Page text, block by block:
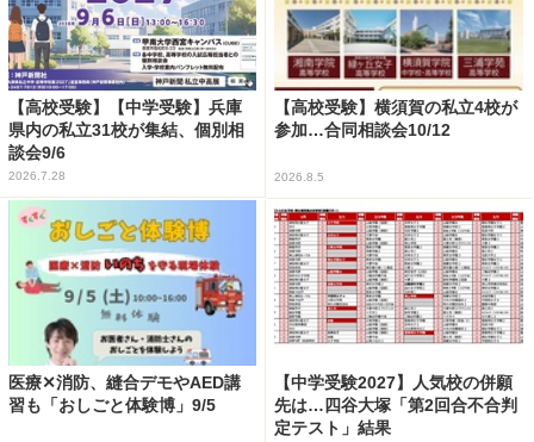
【高校受験】【中学受験】兵庫
県内の私立31校が集結、個別相
談会9/6
2026.7.28
【高校受験】横須賀の私立4校が
参加…合同相談会10/12
2026.8.5
医療✕消防、縫合デモやAED講
習も「おしごと体験博」9/5
【中学受験2027】人気校の併願
先は…四谷大塚「第2回合不合判
定テスト」結果